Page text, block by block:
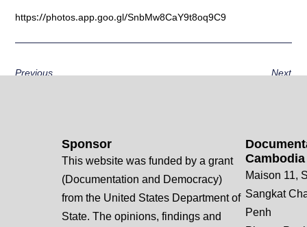
https://photos.app.goo.gl/SnbMw8CaY9t8oq9C9
Previous Next
Cambodia
Maison 11,
Sangkat
Penh
Sponsor
This website was funded by a grant
(Documentation and Democracy)
from the United States Department of
State. The opinions, findings and